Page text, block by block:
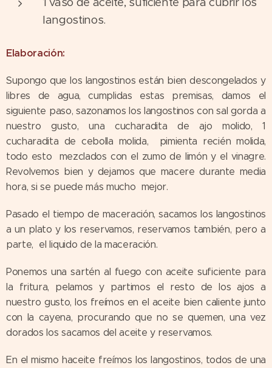
langostinos.
Elaboración:
Supongo que los langostinos están bien descongelados y
libres de agua, cumplidas estas premisas, damos el
siguiente paso, sazonamos los langostinos con sal gorda a
nuestro gusto, una cucharadita de ajo molido, 1
cucharadita de cebolla molida, pimienta recién molida,
todo esto mezclados con el zumo de limón y el vinagre.
Revolvemos bien y dejamos que macere durante media
hora, si se puede más mucho mejor.
Pasado el tiempo de maceración, sacamos los langostinos
a un plato y los reservamos, reservamos también, pero a
parte, el liquido de la maceración.
Ponemos una sartén al fuego con aceite suficiente para
la fritura, pelamos y partimos el resto de los ajos a
nuestro gusto, los freímos en el aceite bien caliente junto
con la cayena, procurando que no se quemen, una vez
dorados los sacamos del aceite y reservamos.
En el mismo haceite freímos los langostinos, todos de una